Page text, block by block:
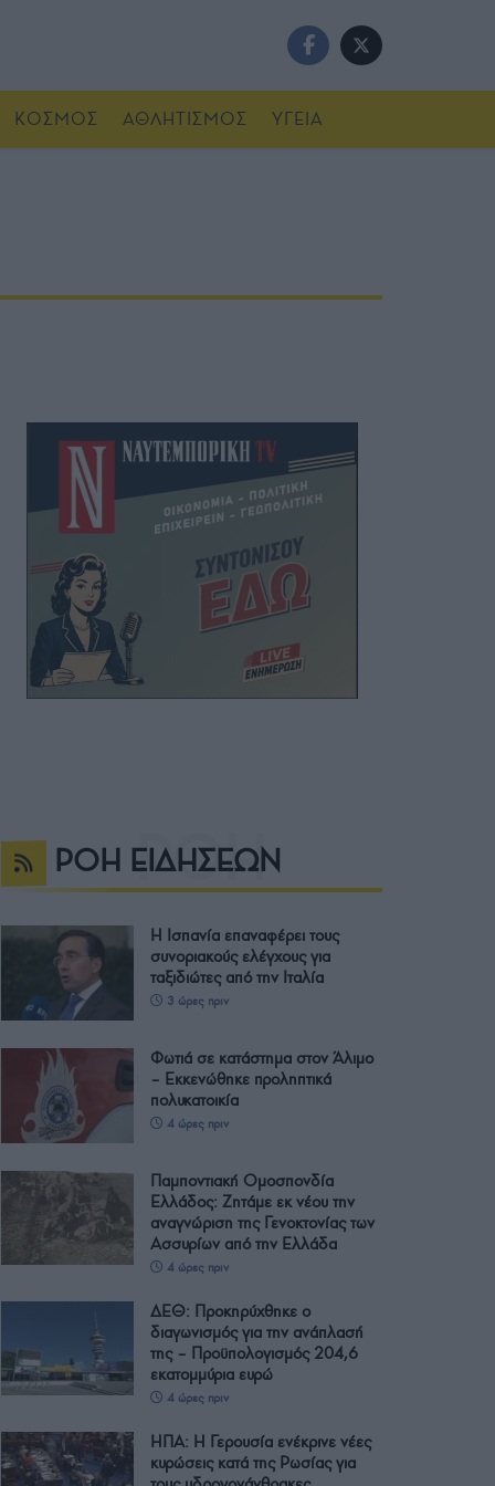
ΚΟΣΜΟΣ ΑΘΛΗΤΙΣΜΟΣ ΥΓΕΙΑ
ΡΟΗ ΕΙΔΗΣΕΩΝ
Η Ισπανία επαναφέρει τους
συνοριακούς ελέγχους για
ταξιδιώτες από την Ιταλία
3 ώρες πριν
Φωτιά σε κατάστημα στον Άλιμο
– Εκκενώθηκε προληπτικά
πολυκατοικία
4 ώρες πριν
Παμποντιακή Ομοσπονδία
Ελλάδος: Ζητάμε εκ νέου την
αναγνώριση της Γενοκτονίας των
Ασσυρίων από την Ελλάδα
4 ώρες πριν
ΔΕΘ: Προκηρύχθηκε ο
διαγωνισμός για την ανάπλασή
της – Προϋπολογισμός 204,6
εκατομμύρια ευρώ
4 ώρες πριν
ΗΠΑ: Η Γερουσία ενέκρινε νέες
κυρώσεις κατά της Ρωσίας για